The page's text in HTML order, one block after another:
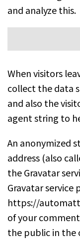
and analyze this.
When visitors
collect the data
and also the
agent string to
An anonymized
address (also
the Gravatar
Gravatar service
https://
of your
the public in the